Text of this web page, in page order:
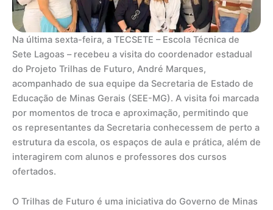
Na última sexta-feira, a TECSETE – Escola Técnica de
Sete Lagoas – recebeu a visita do coordenador estadual
do Projeto Trilhas de Futuro, André Marques,
acompanhado de sua equipe da Secretaria de Estado de
Educação de Minas Gerais (SEE-MG). A visita foi marcada
por momentos de troca e aproximação, permitindo que
os representantes da Secretaria conhecessem de perto a
estrutura da escola, os espaços de aula e prática, além de
interagirem com alunos e professores dos cursos
ofertados.
O Trilhas de Futuro é uma iniciativa do Governo de Minas